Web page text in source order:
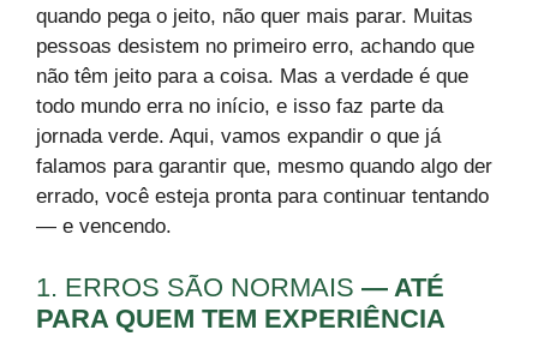
quando pega o jeito, não quer mais parar. Muitas
pessoas desistem no primeiro erro, achando que
não têm jeito para a coisa. Mas a verdade é que
todo mundo erra no início, e isso faz parte da
jornada verde. Aqui, vamos expandir o que já
falamos para garantir que, mesmo quando algo der
errado, você esteja pronta para continuar tentando
— e vencendo.
1. ERROS SÃO NORMAIS — ATÉ
PARA QUEM TEM EXPERIÊNCIA